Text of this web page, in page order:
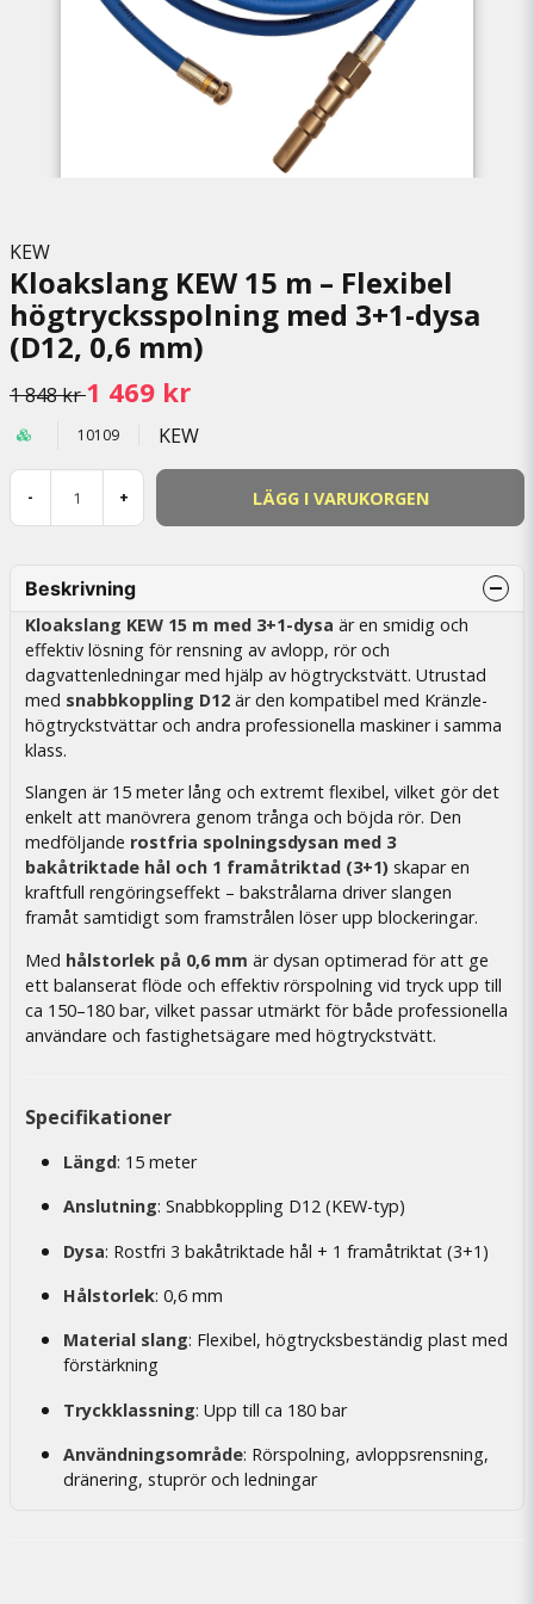
KEW
Kloakslang KEW 15 m – Flexibel
högtrycksspolning med 3+1-dysa
(D12, 0,6 mm)
1 848 kr1 469 kr
10109 KEW
- + LÄGG I VARUKORGEN
Beskrivning
Kloakslang KEW 15 m med 3+1-dysa är en smidig och
effektiv lösning för rensning av avlopp, rör och
dagvattenledningar med hjälp av högtryckstvätt. Utrustad
med snabbkoppling D12 är den kompatibel med Kränzle-
högtryckstvättar och andra professionella maskiner i samma
klass.
Slangen är 15 meter lång och extremt flexibel, vilket gör det
enkelt att manövrera genom trånga och böjda rör. Den
medföljande rostfria spolningsdysan med 3
bakåtriktade hål och 1 framåtriktad (3+1) skapar en
kraftfull rengöringseffekt – bakstrålarna driver slangen
framåt samtidigt som framstrålen löser upp blockeringar.
Med hålstorlek på 0,6 mm är dysan optimerad för att ge
ett balanserat flöde och effektiv rörspolning vid tryck upp till
ca 150–180 bar, vilket passar utmärkt för både professionella
användare och fastighetsägare med högtryckstvätt.
Specifikationer
Längd: 15 meter
Anslutning: Snabbkoppling D12 (KEW-typ)
Dysa: Rostfri 3 bakåtriktade hål + 1 framåtriktat (3+1)
Hålstorlek: 0,6 mm
Material slang: Flexibel, högtrycksbeständig plast med
förstärkning
Tryckklassning: Upp till ca 180 bar
Användningsområde: Rörspolning, avloppsrensning,
dränering, stuprör och ledningar